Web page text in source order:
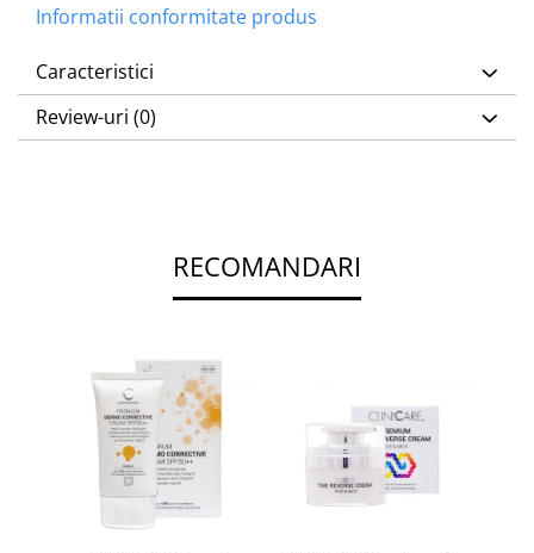
Informatii conformitate produs
Caracteristici
Review-uri (0)
RECOMANDARI